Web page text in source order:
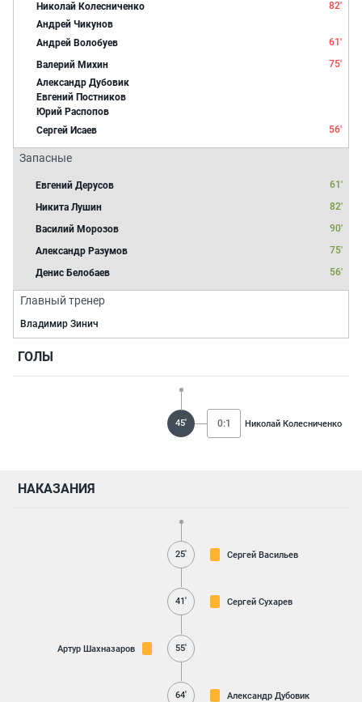
Николай Колесниченко
82'
Андрей Чикунов
Андрей Волобуев
61'
Валерий Михин
75'
Александр Дубовик
Евгений Постников
Юрий Распопов
Сергей Исаев
56'
Запасные
Евгений Дерусов
61'
Никита Лушин
82'
Василий Морозов
90'
Александр Разумов
75'
Денис Белобаев
56'
Главный тренер
Владимир Зинич
ГОЛЫ
45' 0:1 Николай Колесниченко
НАКАЗАНИЯ
25' Сергей Васильев
41' Сергей Сухарев
Артур Шахназаров 55'
64' Александр Дубовик